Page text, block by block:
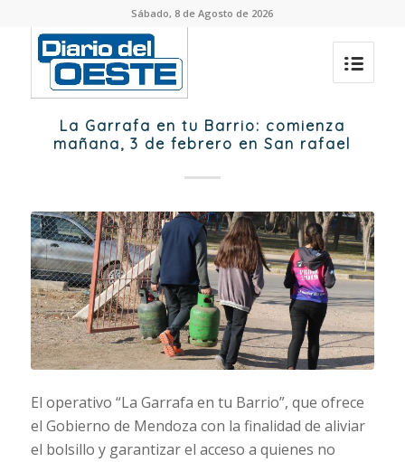
Sábado, 8 de Agosto de 2026
La Garrafa en tu Barrio: comienza
mañana, 3 de febrero en San rafael
El operativo “La Garrafa en tu Barrio”, que ofrece
el Gobierno de Mendoza con la finalidad de aliviar
el bolsillo y garantizar el acceso a quienes no